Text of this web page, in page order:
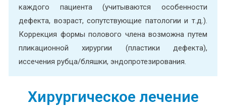
каждого пациента (учитываются особенности
дефекта, возраст, сопутствующие патологии и т.д.).
Коррекция формы полового члена возможна путем
пликационной хирургии (пластики дефекта),
иссечения рубца/бляшки, эндопротезирования.
Хирургическое лечение